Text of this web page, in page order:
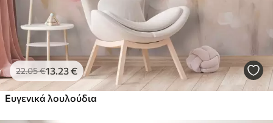
22.05€13 .23€
Ευγενικά λουλούδια